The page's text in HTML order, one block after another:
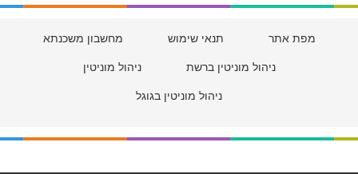
מפת אתר תנאי שימוש מחשבון משכנתא
ניהול מוניטין ברשת ניהול מוניטין
ניהול מוניטין בגוגל